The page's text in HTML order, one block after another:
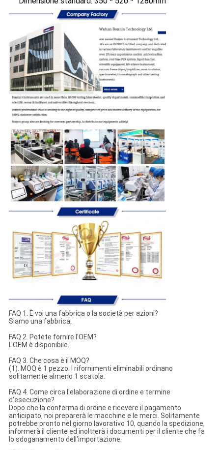
FAQ 1. È voi una fabbrica o la società per azioni?
Siamo una fabbrica.
FAQ 2. Potete fornire l'OEM?
L'OEM è disponibile.
FAQ 3. Che cosa è il MOQ?
(1). MOQ è 1 pezzo. I rifornimenti eliminabili ordinano
solitamente almeno 1 scatola.
FAQ 4. Come circa l'elaborazione di ordine e termine
d'esecuzione?
Dopo che la conferma di ordine e ricevere il pagamento
anticipato, noi preparerà le macchine e le merci. Solitamente
potrebbe pronto nel giorno lavorativo 10, quando la spedizione,
informerà il cliente ed inoltrerà i documenti per il cliente che fa
lo sdoganamento dell'importazione.